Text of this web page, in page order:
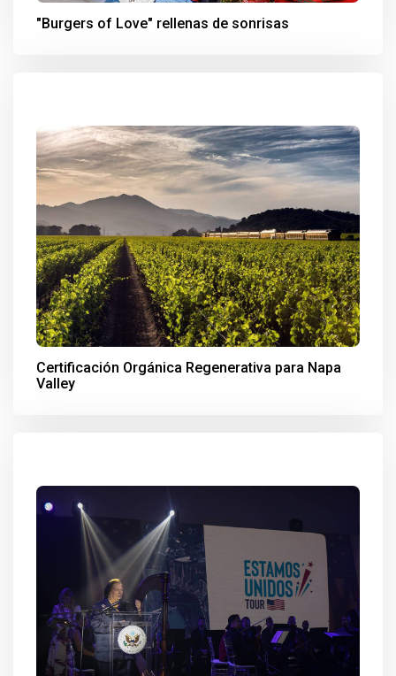
"Burgers of Love" rellenas de sonrisas
Certificación Orgánica Regenerativa para Napa
Valley